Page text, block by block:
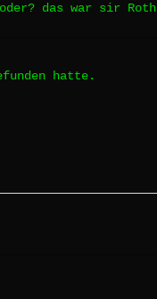
das war sir Roth
hatte.